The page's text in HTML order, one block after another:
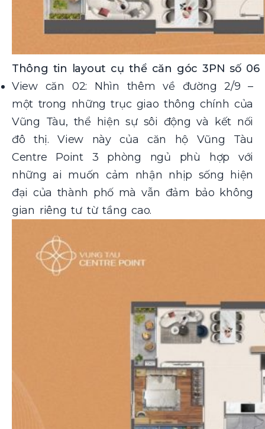
Thông tin layout cụ thể căn góc 3PN số 06
View căn 02: Nhìn thêm về đường 2/9 –
một trong những trục giao thông chính của
Vũng Tàu, thể hiện sự sôi động và kết nối
đô thị. View này của căn hộ Vũng Tàu
Centre Point 3 phòng ngủ phù hợp với
những ai muốn cảm nhận nhịp sống hiện
đại của thành phố mà vẫn đảm bảo không
gian riêng tư từ tầng cao.